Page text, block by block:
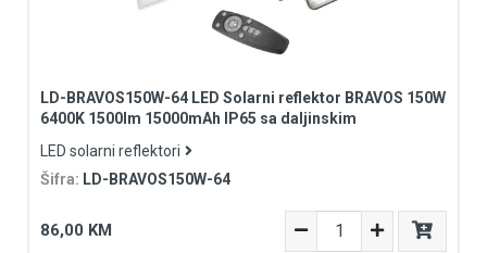
LD-BRAVOS150W-64 LED Solarni reflektor BRAVOS 150W
6400K 1500lm 15000mAh IP65 sa daljinskim
LED solarni reflektori
Šifra: LD-BRAVOS150W-64
86,00 KM